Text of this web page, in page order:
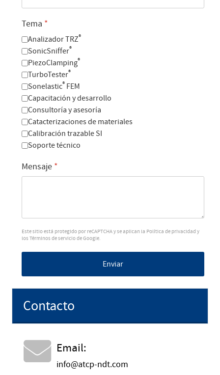
Tema *
Analizador TRZ®
SonicSniffer®
PiezoClamping®
TurboTester®
Sonelastic® FEM
Capacitación y desarrollo
Consultoría y asesoría
Catacterizaciones de materiales
Calibración trazable SI
Soporte técnico
Mensaje *
Este sitio está protegido por reCAPTCHA y se aplican la Política de privacidad y
los Términos de serviciode Google.
Enviar
Contacto
Email:
info@atcp-ndt.com